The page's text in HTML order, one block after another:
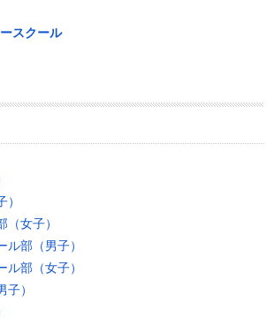
スクール
）
（女子）
ル部（男子）
ル部（女子）
子）